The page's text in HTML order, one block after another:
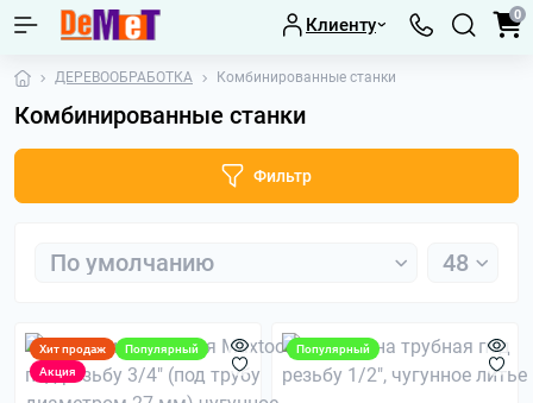
Клиенту 0
ДЕРЕВООБРАБОТКА Комбинированные станки
Комбинированные станки
Фильтр
Хит продаж
Популярный
Акция
Популярный